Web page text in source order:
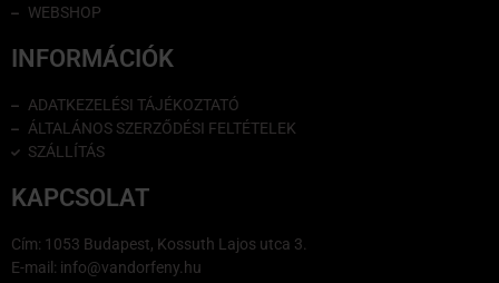
WEBSHOP
INFORMÁCIÓK
ADATKEZELÉSI TÁJÉKOZTATÓ
ÁLTALÁNOS SZERZŐDÉSI FELTÉTELEK
SZÁLLÍTÁS
KAPCSOLAT
Cím: 1053 Budapest, Kossuth Lajos utca 3.
E-mail: info@vandorfeny.hu